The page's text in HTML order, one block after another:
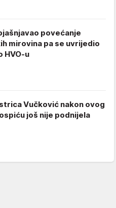
povećanje
mirovina pa se uvrijedio
HVO-u
Vučković nakon ovog
još nije podnijela